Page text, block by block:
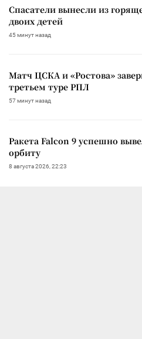
Спасатели вынесли из
двоих детей
45 минут назад
Матч ЦСКА и «Ростова»
третьем туре РПЛ
57 минут назад
Ракета Falcon 9 успешно
орбиту
8 августа 2026, 22:23